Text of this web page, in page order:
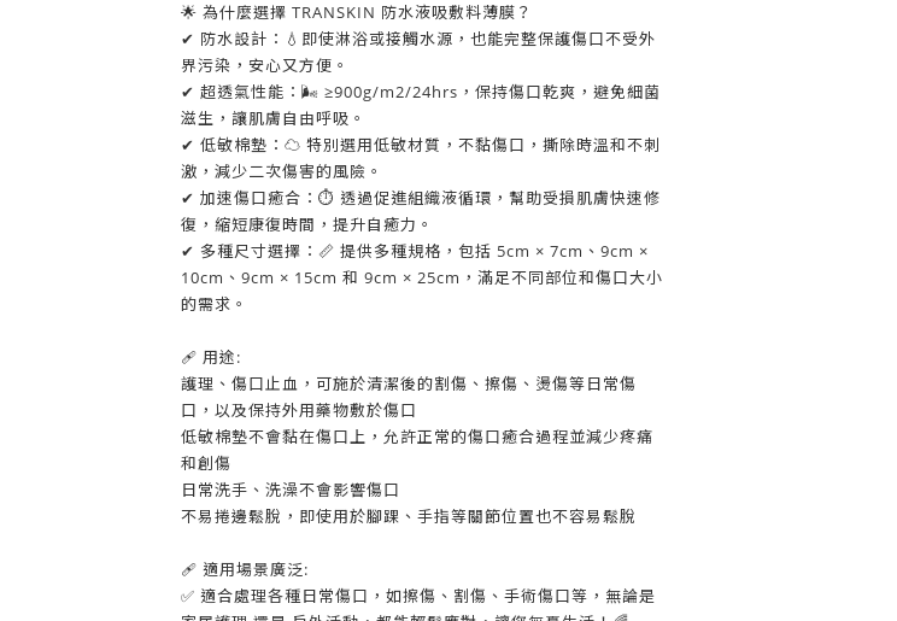
🌟 為什麼選擇 TRANSKIN 防水液吸敷料薄膜？
✔ 防水設計：💧即使淋浴或接觸水源，也能完整保護傷口不受外
界污染，安心又方便。
✔ 超透氣性能：🌬️ ≥900g/m2/24hrs，保持傷口乾爽，避免細菌
滋生，讓肌膚自由呼吸。
✔ 低敏棉墊：☁️ 特別選用低敏材質，不黏傷口，撕除時溫和不刺
激，減少二次傷害的風險。
✔ 加速傷口癒合：⏱️ 透過促進組織液循環，幫助受損肌膚快速修
復，縮短康復時間，提升自癒力。
✔ 多種尺寸選擇：📏 提供多種規格，包括 5cm × 7cm、9cm ×
10cm、9cm × 15cm 和 9cm × 25cm，滿足不同部位和傷口大小
的需求。
🩹 用途:
護理、傷口止血，可施於清潔後的割傷、擦傷、燙傷等日常傷
口，以及保持外用藥物敷於傷口
低敏棉墊不會黏在傷口上，允許正常的傷口癒合過程並減少疼痛
和創傷
日常洗手、洗澡不會影響傷口
不易捲邊鬆脫，即使用於腳踝、手指等關節位置也不容易鬆脫
🩹 適用場景廣泛:
✅ 適合處理各種日常傷口，如擦傷、割傷、手術傷口等，無論是